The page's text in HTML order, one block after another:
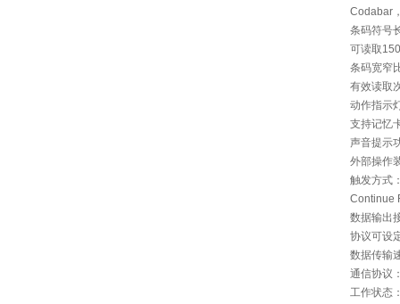
Codabar
条码符号
可读取
条码宽窄
有效读取
动作指示
支持记忆
声音提示
外部操作
触发方式
Continue
数据输出
协议可设
数据传输
通信协议
工作状态